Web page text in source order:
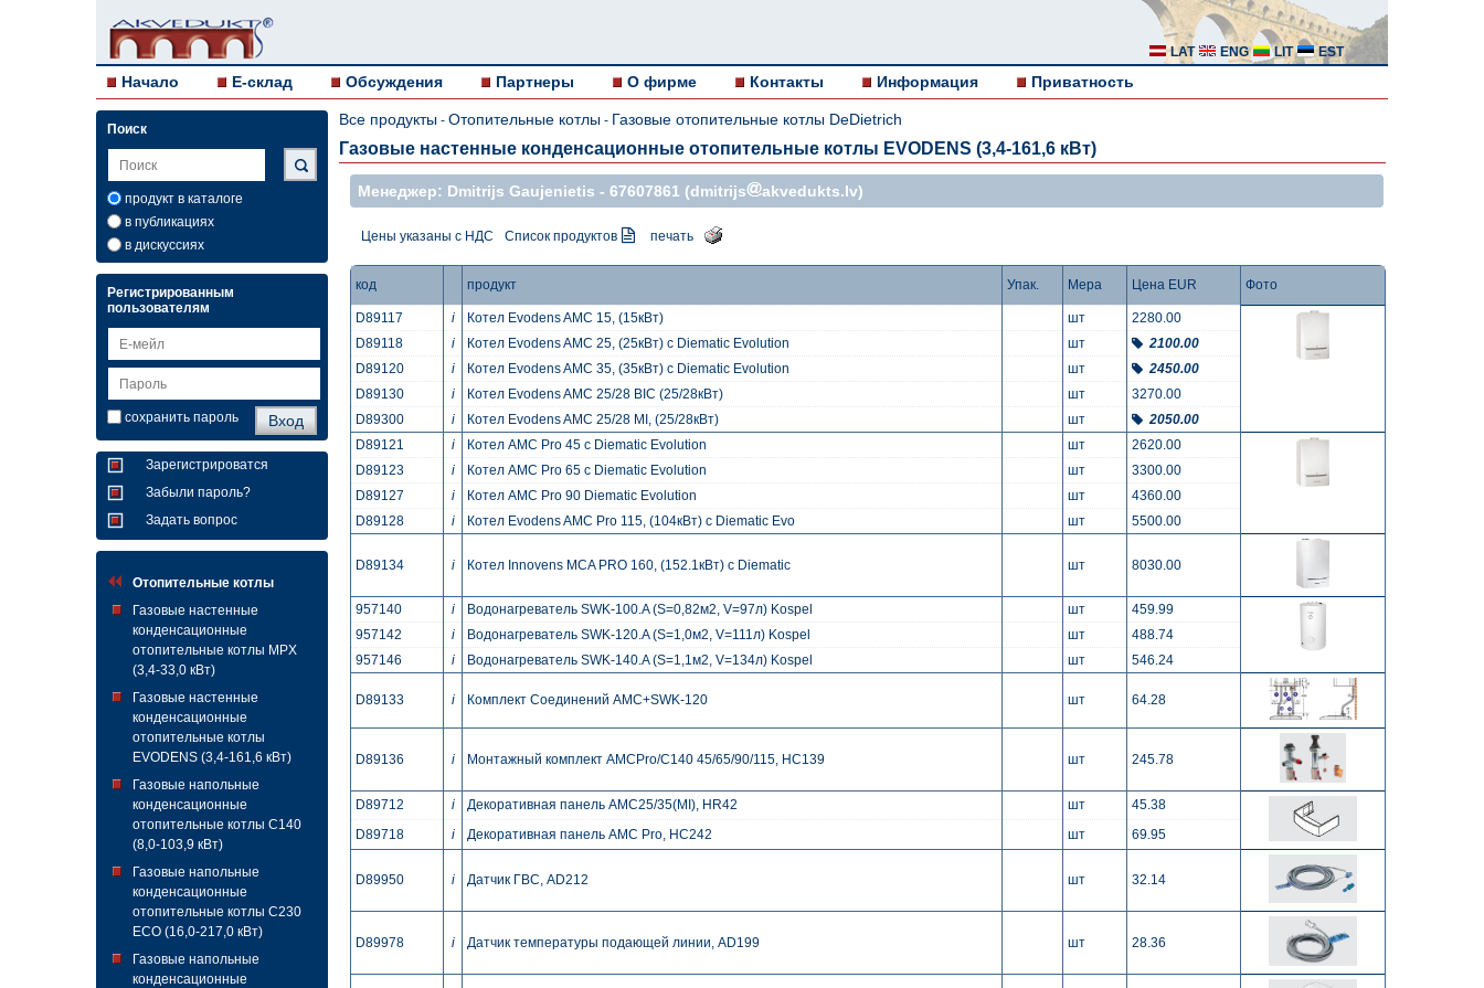
LAT ENG LIT EST
Начало E-склад Обсуждения Партнеры О фирме Контакты Информация Приватность
Поиск
продукт в каталоге
в публикациях
в дискуссиях
Регистрированным
пользователям
сохранить пароль
Зарегистрироватся
Забыли пароль?
Задать вопрос
Отопительные котлы
Газовые настенные
конденсационные
отопительные котлы MPX
(3,4-33,0 кВт)
Газовые настенные
конденсационные
отопительные котлы
EVODENS (3,4-161,6 кВт)
Газовые напольные
конденсационные
отопительные котлы C140
(8,0-103,9 кВт)
Газовые напольные
конденсационные
отопительные котлы C230
ECO (16,0-217,0 кВт)
Газовые напольные
конденсационные
Все продукты - Отопительные котлы - Газовые отопительные котлы DeDietrich
Газовые настенные конденсационные отопительные котлы EVODENS (3,4-161,6 кВт)
Mенеджер: Dmitrijs Gaujenietis - 67607861 (dmitrijs akvedukts.lv)
Цены указаны с НДС Список продуктов печать
код продукт Упак. Мера Цена EUR Фото
D89117 i Котел Evodens AMC 15, (15кВт) шт
2280.00
D89118
i Котел Evodens AMC 25, (25кВт) c Diematic Evolution шт
2100.00
D89120
i Котел Evodens AMC 35, (35кВт) c Diematic Evolution шт
2450.00
D89130
i Котел Evodens AMC 25/28 BIC (25/28кВт) шт
3270.00
D89300
i Котел Evodens AMC 25/28 MI, (25/28кВт) шт
2050.00
D89121
i Котел AMC Pro 45 c Diematic Evolution шт
2620.00
D89123
i Котел AMC Pro 65 с Diematic Evolution шт
3300.00
D89127
i Котел AMC Pro 90 Diematic Evolution шт
4360.00
D89128
i Котел Evodens AMC Pro 115, (104кВт) c Diematic Evo шт 5500.00
D89134 i Котел Innovens MCA PRO 160, (152.1кВт) c Diematic шт 8030.00
957140 i Водонагреватель SWK-100.A (S=0,82м2, V=97л) Kospel шт
459.99
957142
i Водонагреватель SWK-120.A (S=1,0м2, V=111л) Kospel шт
488.74
957146
i Водонагреватель SWK-140.A (S=1,1м2, V=134л) Kospel шт 546.24
D89133 i Комплект Соединений AMC+SWK-120 шт 64.28
D89136 i Монтажный комплект AMCPro/C140 45/65/90/115, HC139 шт 245.78
D89712 i Декоративная панель AMC25/35(MI), HR42 шт
45.38
D89718
i Декоративная панель AMC Pro, HC242 шт 69.95
D89950 i Датчик ГВС, AD212 шт 32.14
D89978 i Датчик температуры подающей линии, AD199 шт 28.36